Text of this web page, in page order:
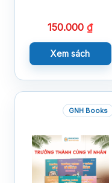
150.000₫
Xem sách
GNH Books